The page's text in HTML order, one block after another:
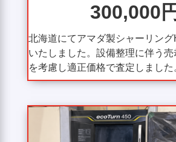
300,000円
北海道にてアマダ製シャーリング
いたしました。設備整理に伴う
を考慮し適正価格で査定しました